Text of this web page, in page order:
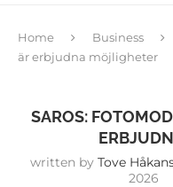
Home Business
är erbjudna möjligheter
SAROS:
written by Tove
2026